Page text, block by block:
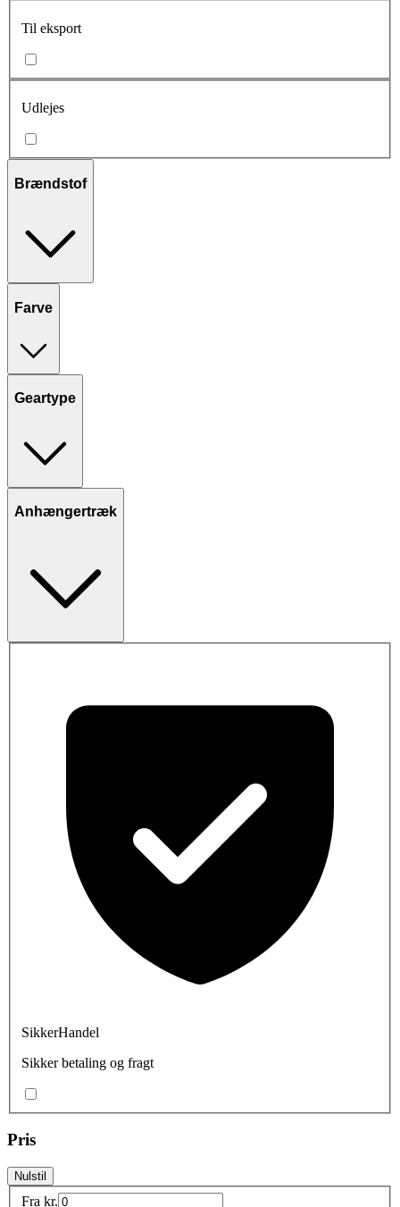
Til eksport
Udlejes
Brændstof
Farve
Geartype
Anhængertræk
SikkerHandel
Sikker betaling og fragt
Pris
Nulstil
Fra kr.